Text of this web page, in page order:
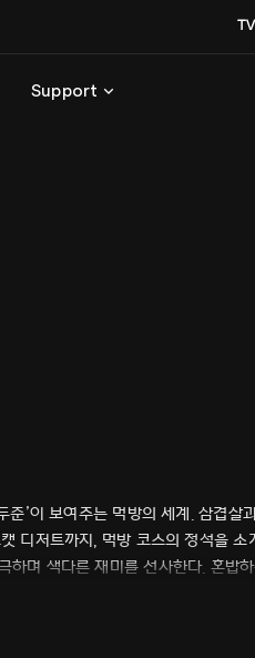
Support
준’이 보여주는 먹방의 세계. 삼겹
디저트까지, 먹방 코스의 정석을
하며 색다른 재미를 선사한다. 혼밥